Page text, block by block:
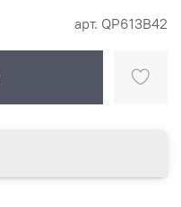
арт. QP613B42